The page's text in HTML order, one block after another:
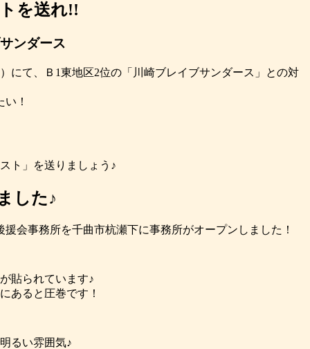
を送れ!!
ンダース
にて、Ｂ1東地区2位の「川崎ブレイブサンダース」との対
！
ト」を送りましょう♪
した♪
会事務所を千曲市杭瀬下に事務所がオープンしました！
貼られています♪
あると圧巻です！
るい雰囲気♪